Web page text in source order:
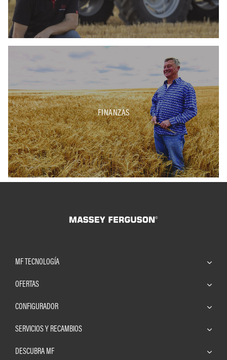
FINANZAS
MF TECNOLOGÍA
OFERTAS
CONFIGURADOR
SERVICIOS Y RECAMBIOS
DESCUBRA MF